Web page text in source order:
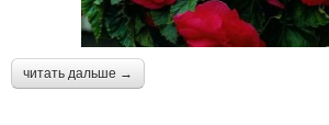
читать дальше →